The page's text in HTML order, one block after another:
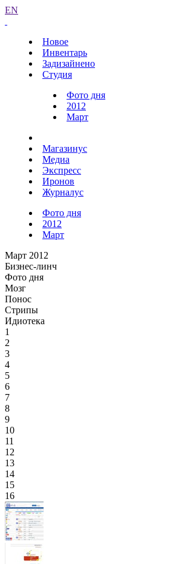
EN
Новое
Инвентарь
Задизайнено
Студия
Фото дня
2012
Март
Магазинус
Медиа
Экспресс
Иронов
Журналус
Фото дня
2012
Март
Март 2012
Бизнес-линч
Фото дня
Мозг
Понос
Стрипы
Идиотека
1
2
3
4
5
6
7
8
9
10
11
12
13
14
15
16